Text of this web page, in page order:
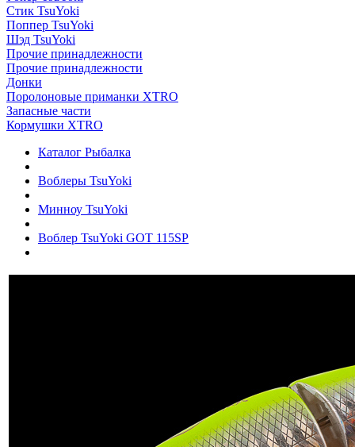
Стик TsuYoki
Поппер TsuYoki
Шэд TsuYoki
Прочие принадлежности
Прочие принадлежности
Донки
Поролоновые приманки XTRO
Запасные части
Кормушки XTRO
Каталог Рыбалка
Воблеры TsuYoki
Минноу TsuYoki
Воблер TsuYoki GOT 115SP